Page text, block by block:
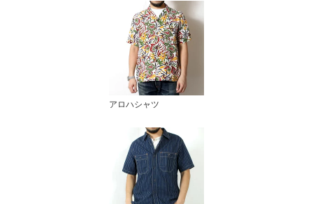
アロハシャツ